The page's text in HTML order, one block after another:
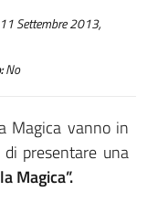
Settembre 2013,
No
Magica vanno in
presentare una
Magica”.